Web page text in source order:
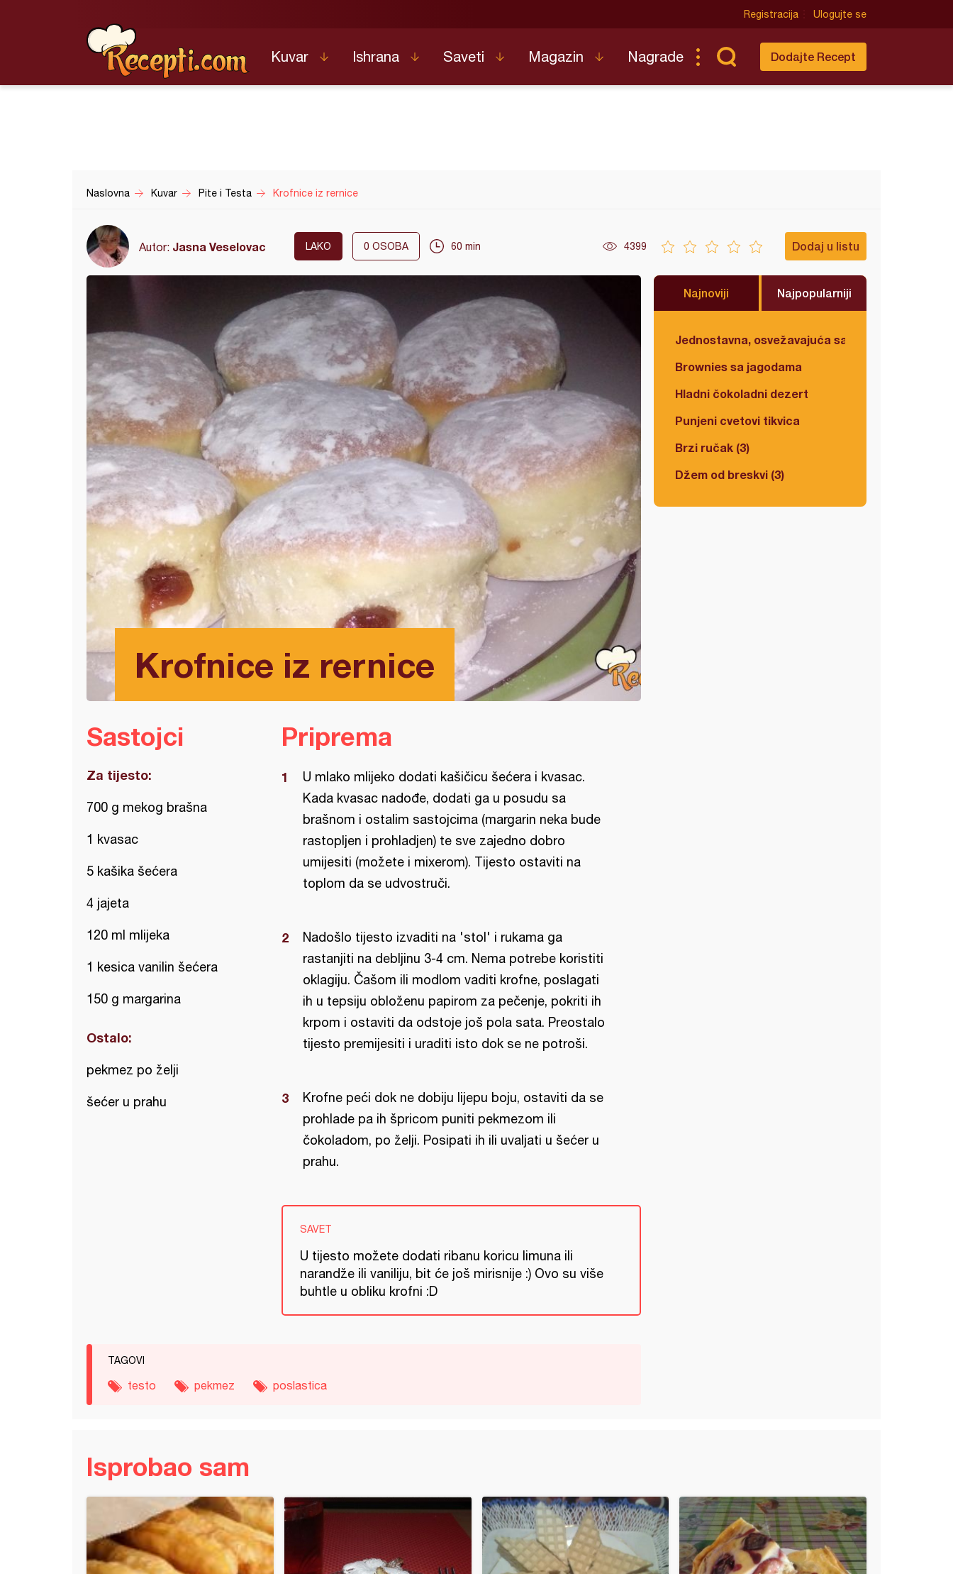
Registracija Ulogujte se
Kuvar Ishrana Saveti Magazin Nagrade Dodajte Recept
Naslovna Kuvar Pite i Testa Krofnice iz rernice
Autor: Jasna Veselovac LAKO 0 OSOBA 60 min 4399 Dodaj u listu
Krofnice iz rernice
Najnoviji Najpopularniji
Jednostavna, osvežavajuća salata
Brownies sa jagodama
Hladni čokoladni dezert
Punjeni cvetovi tikvica
Brzi ručak (3)
Džem od breskvi (3)
Sastojci
Za tijesto:
700 g mekog brašna
1 kvasac
5 kašika šećera
4 jajeta
120 ml mlijeka
1 kesica vanilin šećera
150 g margarina
Ostalo:
pekmez po želji
šećer u prahu
Priprema
U mlako mlijeko dodati kašičicu šećera i kvasac.
Kada kvasac nadođe, dodati ga u posudu sa
brašnom i ostalim sastojcima (margarin neka bude
rastopljen i prohladjen) te sve zajedno dobro
umijesiti (možete i mixerom). Tijesto ostaviti na
toplom da se udvostruči.
Nadošlo tijesto izvaditi na 'stol' i rukama ga
rastanjiti na debljinu 3-4 cm. Nema potrebe koristiti
oklagiju. Čašom ili modlom vaditi krofne, poslagati
ih u tepsiju obloženu papirom za pečenje, pokriti ih
krpom i ostaviti da odstoje još pola sata. Preostalo
tijesto premijesiti i uraditi isto dok se ne potroši.
Krofne peći dok ne dobiju lijepu boju, ostaviti da se
prohlade pa ih špricom puniti pekmezom ili
čokoladom, po želji. Posipati ih ili uvaljati u šećer u
prahu.
SAVET
U tijesto možete dodati ribanu koricu limuna ili
narandže ili vaniliju, bit će još mirisnije :) Ovo su više
buhtle u obliku krofni :D
TAGOVI
testo pekmez poslastica
Isprobao sam